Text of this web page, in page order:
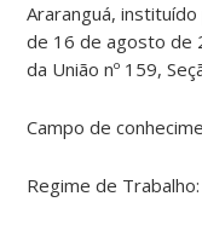
Araranguá,
de 16 de agosto de
da União nº 159,
Campo de
Regime de